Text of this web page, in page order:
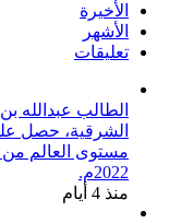
الأخيرة
الأشهر
تعليقات
الطالب عبدالله
الشرقية، حصل
2022م.
منذ 4 أيام